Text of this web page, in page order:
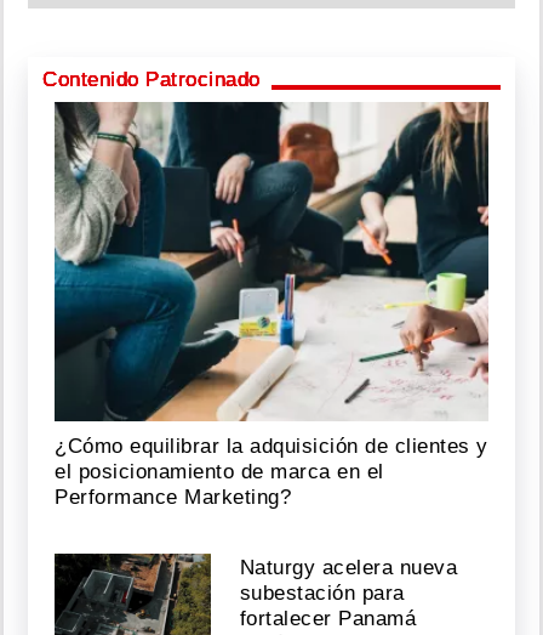
Contenido Patrocinado
¿Cómo equilibrar la adquisición de clientes y
el posicionamiento de marca en el
Performance Marketing?
Naturgy acelera nueva
subestación para
fortalecer Panamá